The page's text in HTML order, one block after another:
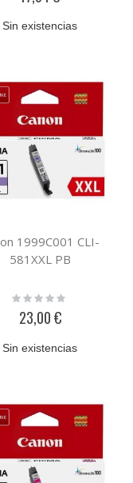
Sin existencias
1999C001 CLI-
581XXL PB
Rating:
23,00 €
Sin existencias